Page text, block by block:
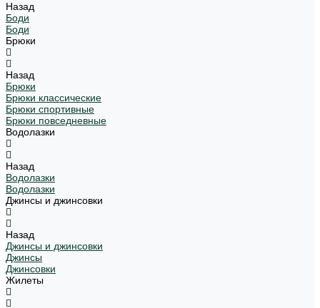
Назад
Боди
Боди
Брюки
Назад
Брюки
Брюки классические
Брюки спортивные
Брюки повседневные
Водолазки
Назад
Водолазки
Водолазки
Джинсы и джинсовки
Назад
Джинсы и джинсовки
Джинсы
Джинсовки
Жилеты